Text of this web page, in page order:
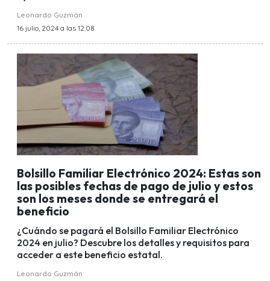
Leonardo Guzmán
16 julio, 2024 a las 12:08
Bolsillo Familiar Electrónico 2024: Estas son
las posibles fechas de pago de julio y estos
son los meses donde se entregará el
beneficio
¿Cuándo se pagará el Bolsillo Familiar Electrónico
2024 en julio? Descubre los detalles y requisitos para
acceder a este beneficio estatal.
Leonardo Guzmán